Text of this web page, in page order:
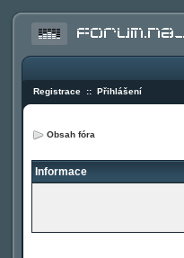
Registrace :: Přihlášení
Obsah fóra
Informace